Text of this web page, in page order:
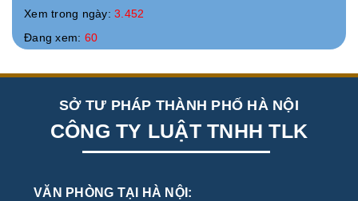
Xem trong ngày: 3.452
Đang xem: 60
SỞ TƯ PHÁP THÀNH PHỐ HÀ NỘI
CÔNG TY LUẬT TNHH TLK
VĂN PHÒNG TẠI HÀ NỘI: